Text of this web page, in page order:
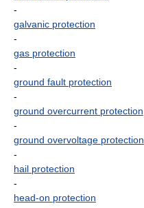
-
galvanic protection
-
gas protection
-
ground fault protection
-
ground overcurrent protection
-
ground overvoltage protection
-
hail protection
-
head-on protection